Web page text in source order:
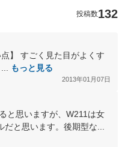
投稿数132
】 すごく見た目がよくす
もっと見る
2013年01月07日
と思いますが、W211は女
と思います。後期型な...